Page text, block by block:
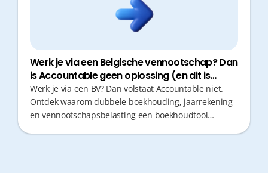
Werk je via een Belgische vennootschap? Dan
is Accountable geen oplossing (en dit is
waarom)
Werk je via een BV? Dan volstaat Accountable niet.
Ontdek waarom dubbele boekhouding, jaarrekening
en vennootschapsbelasting een boekhoudtool